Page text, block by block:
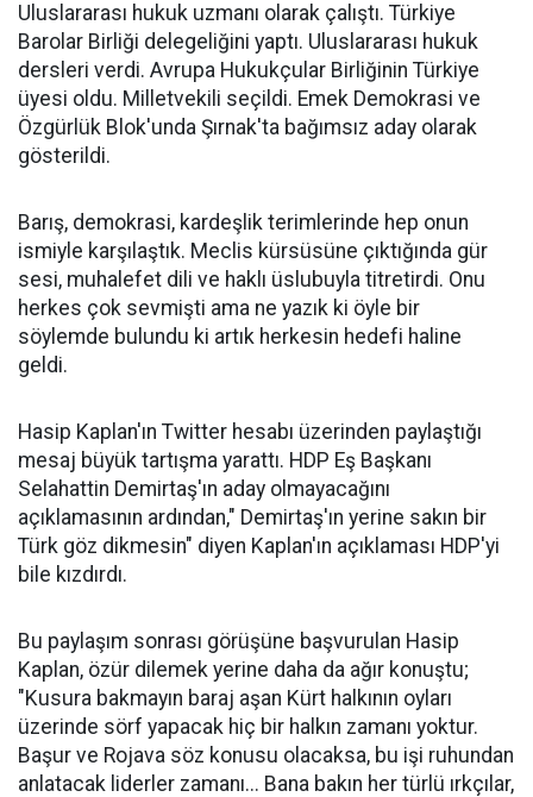
Uluslararası hukuk uzmanı olarak çalıştı. Türkiye
Barolar Birliği delegeliğini yaptı. Uluslararası hukuk
dersleri verdi. Avrupa Hukukçular Birliğinin Türkiye
üyesi oldu. Milletvekili seçildi. Emek Demokrasi ve
Özgürlük Blok'unda Şırnak'ta bağımsız aday olarak
gösterildi.
Barış, demokrasi, kardeşlik terimlerinde hep onun
ismiyle karşılaştık. Meclis kürsüsüne çıktığında gür
sesi, muhalefet dili ve haklı üslubuyla titretirdi. Onu
herkes çok sevmişti ama ne yazık ki öyle bir
söylemde bulundu ki artık herkesin hedefi haline
geldi.
Hasip Kaplan'ın Twitter hesabı üzerinden paylaştığı
mesaj büyük tartışma yarattı. HDP Eş Başkanı
Selahattin Demirtaş'ın aday olmayacağını
açıklamasının ardından," Demirtaş'ın yerine sakın bir
Türk göz dikmesin" diyen Kaplan'ın açıklaması HDP'yi
bile kızdırdı.
Bu paylaşım sonrası görüşüne başvurulan Hasip
Kaplan, özür dilemek yerine daha da ağır konuştu;
"Kusura bakmayın baraj aşan Kürt halkının oyları
üzerinde sörf yapacak hiç bir halkın zamanı yoktur.
Başur ve Rojava söz konusu olacaksa, bu işi ruhundan
anlatacak liderler zamanı... Bana bakın her türlü ırkçılar,